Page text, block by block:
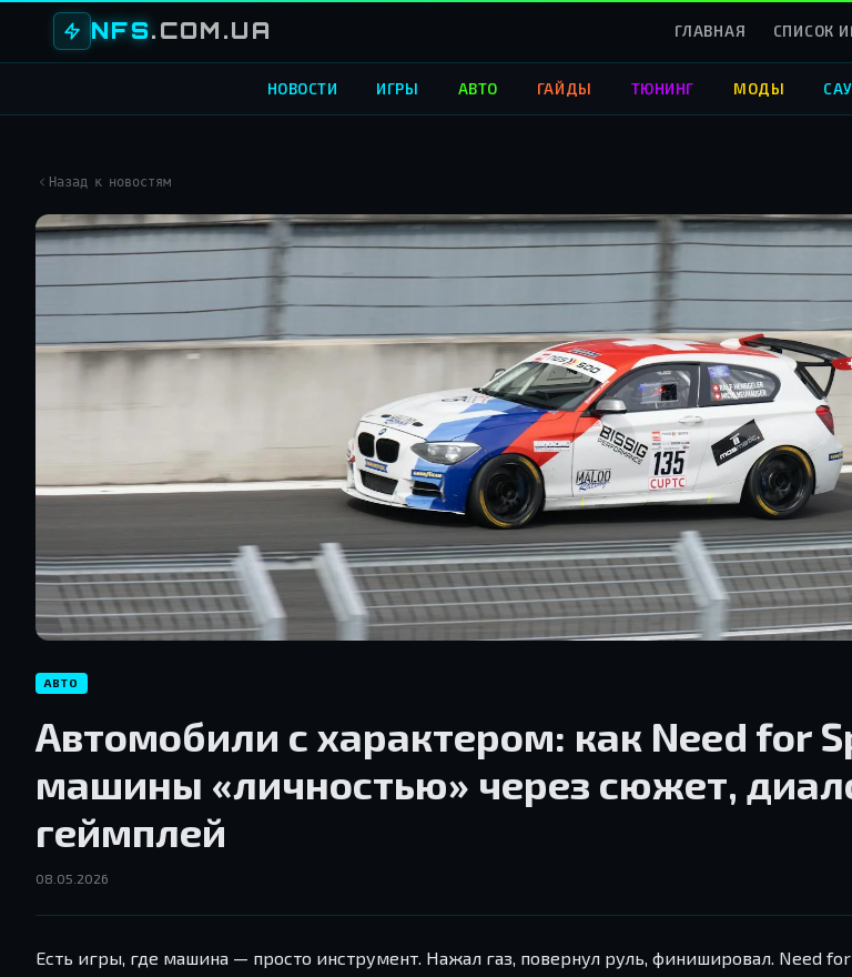
NFS.COM.UA ГЛАВНАЯ СПИСОК
НОВОСТИ ИГРЫ АВТО ГАЙДЫ ТЮНИНГ МОДЫ
Назад к новостям
АВТО
Автомобили с характером: как Need for
машины «личностью» через сюжет,
геймплей
08.05.2026
Есть игры, где машина — просто инструмент. Нажал газ, повернул руль, финишировал. Need